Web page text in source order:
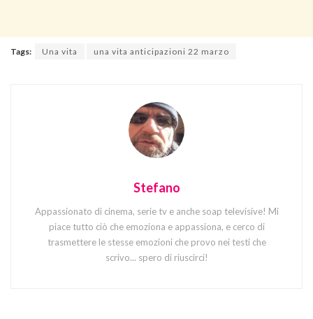
Tags: Una vita una vita anticipazioni 22 marzo
Stefano
Appassionato di cinema, serie tv e anche soap televisive! Mi
piace tutto ciò che emoziona e appassiona, e cerco di
trasmettere le stesse emozioni che provo nei testi che
scrivo... spero di riuscirci!